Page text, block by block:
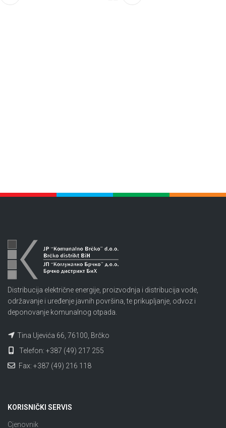
Distribucija električne energije, proizvodnja i distribucija vode,
održavanje i uređenje javnih površina, te prikupljanje, odvoz i
deponovanje komunalnog otpada.
Tina Ujevića 66, 76100, Brčko
Telefon: +387 (49) 217 255
Fax: +387 (49) 216 118
KORISNIČKI SERVIS
Cjenovnik